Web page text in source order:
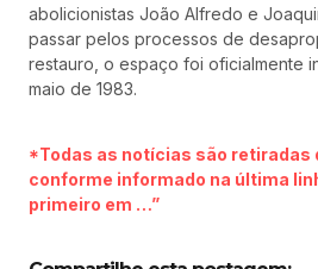
abolicionistas João Alfredo e
passar pelos processos de
restauro, o espaço foi oficialmente
maio de 1983.
*Todas as notícias são retiradas
conforme informado na última
primeiro em …”